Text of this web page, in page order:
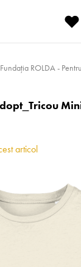
Fundația ROLDA -
articol